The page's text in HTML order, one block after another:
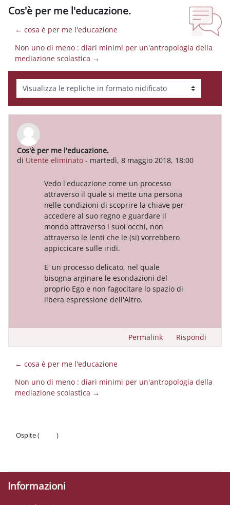
Cos'è per me l'educazione.
← cosa è per me l'educazione
Non uno di meno : diari minimi per un'antropologia della
mediazione scolastica →
Modalità visualizzazione
Cos'è per me l'educazione.
di Utente eliminato - martedì, 8 maggio 2018, 18:00
Numero di risposte: 0
Vedo l'educazione come un processo
attraverso il quale si mette una persona
nelle condizioni di scoprire la chiave per
accedere al suo regno e guardare il
mondo attraverso i suoi occhi, non
attraverso le lenti che le (si) vorrebbero
appiccicare sulle iridi.
E' un processo delicato, nel quale
bisogna arginare le esondazioni del
proprio Ego e non fagocitare lo spazio di
libera espressione dell'Altro.
Permalink Rispondi
← cosa è per me l'educazione
Non uno di meno : diari minimi per un'antropologia della
mediazione scolastica →
Ospite (
)
Informazioni